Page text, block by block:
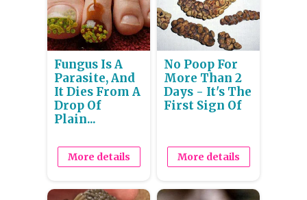
Fungus Is A
Parasite, And
It Dies From A
Drop Of
Plain...
More details
No Poop For
More Than 2
Days - It's The
First Sign Of
More details